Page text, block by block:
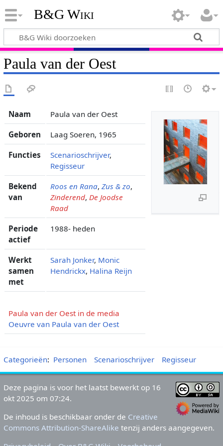
B&G Wiki
Paula van der Oest
Naam Paula van der Oest
Geboren Laag Soeren, 1965
Functies Scenarioschrijver,
Regisseur
Bekend
van
Roos en Rana, Zus & zo,
Zinderend, De Joodse
Raad
Periode
actief
1988- heden
Werkt
samen
met
Sarah Jonker, Monic
Hendrickx, Halina Reijn
Paula van der Oest in de media
Oeuvre van Paula van der Oest
Categorieën: Personen Scenarioschrijver Regisseur
Deze pagina is voor het laatst bewerkt op 16
okt 2025 om 07:24.
De inhoud is beschikbaar onder de Creative
Commons Attribution-ShareAlike tenzij anders aangegeven.